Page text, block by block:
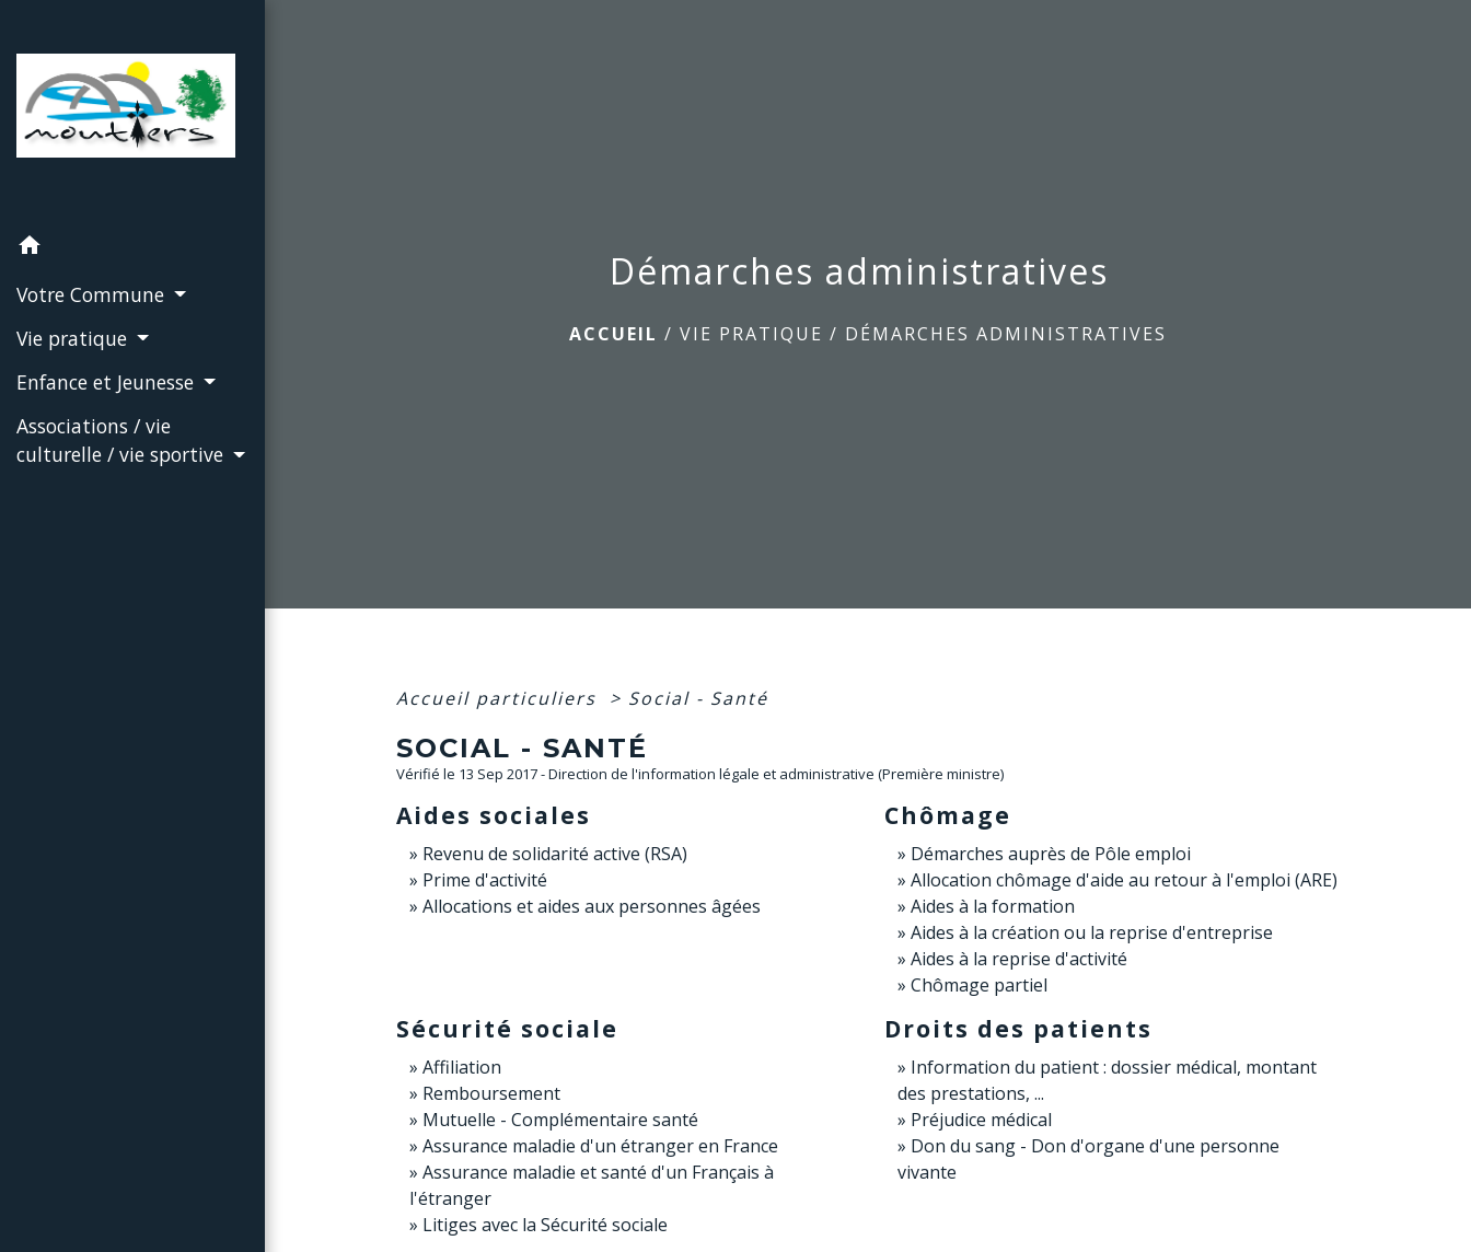
home
Votre Commune
Vie pratique
Enfance et Jeunesse
Associations / vie
culturelle / vie sportive
Démarches administratives
ACCUEIL / VIE PRATIQUE / DÉMARCHES ADMINISTRATIVES
Accueil particuliers > Social - Santé
SOCIAL - SANTÉ
Vérifié le 13 Sep 2017 - Direction de l'information légale et administrative (Première ministre)
Aides sociales
Revenu de solidarité active (RSA)
Prime d'activité
Allocations et aides aux personnes âgées
Chômage
Démarches auprès de Pôle emploi
Allocation chômage d'aide au retour à l'emploi (ARE)
Aides à la formation
Aides à la création ou la reprise d'entreprise
Aides à la reprise d'activité
Chômage partiel
Sécurité sociale
Affiliation
Remboursement
Mutuelle - Complémentaire santé
Assurance maladie d'un étranger en France
Assurance maladie et santé d'un Français à
l'étranger
Litiges avec la Sécurité sociale
Droits des patients
Information du patient : dossier médical, montant
des prestations, ...
Préjudice médical
Don du sang - Don d'organe d'une personne
vivante